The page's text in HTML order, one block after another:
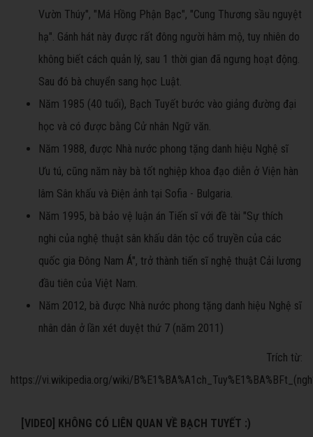
Vườn Thúy", "Má Hồng Phận Bạc", "Cung Thương sầu nguyệt
hạ". Gánh hát này được rất đông người hâm mộ, tuy nhiên do
không biết cách quản lý, sau 1 thời gian đã ngưng hoạt động.
Sau đó bà chuyển sang học Luật.
Năm 1985 (40 tuổi), Bạch Tuyết bước vào giảng đường đại
học và có được bằng Cử nhân Ngữ văn.
Năm 1988, được Nhà nước phong tặng danh hiệu Nghệ sĩ
Ưu tú, cũng năm này bà tốt nghiệp khoa đạo diễn ở Viện hàn
lâm Sân khấu và Điện ảnh tại Sofia - Bulgaria.
Năm 1995, bà bảo vệ luận án Tiến sĩ với đề tài "Sự thích
nghi của nghệ thuật sân khấu dân tộc cổ truyền của các
quốc gia Đông Nam Á", trở thành tiến sĩ nghệ thuật Cải lương
đầu tiên của Việt Nam.
Năm 2012, bà được Nhà nước phong tặng danh hiệu Nghệ sĩ
nhân dân ở lần xét duyệt thứ 7 (năm 2011)
Trích từ:
https://vi.wikipedia.org/wiki/
[VIDEO] KHÔNG CÓ LIÊN QUAN VỀ BẠCH TUYẾT :)